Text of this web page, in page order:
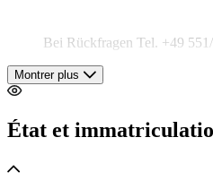
Bei Rückfragen Tel. +49
Leder: Nappa schwarz
Montrer plus
État et